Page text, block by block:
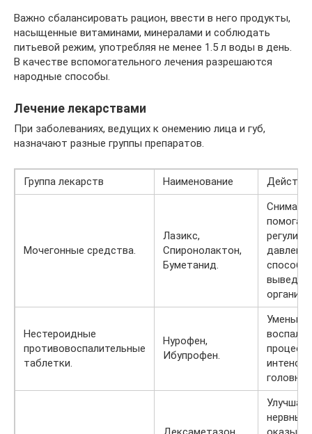
Важно сбалансировать рацион, ввести в него продукты,
насыщенные витаминами, минералами и соблюдать
питьевой режим, употребляя не менее 1.5 л воды в день.
В качестве вспомогательного лечения разрешаются
народные способы.
Лечение лекарствами
При заболеваниях, ведущих к онемению лица и губ,
назначают разные группы препаратов.
Группа лекарств Наименование
Мочегонные средства.
Лазикс,
Спиронолактон,
Буметанид.
Снимают
Нестероидные
противовоспалительные
таблетки.
Нурофен,
Ибупрофен.
нервных